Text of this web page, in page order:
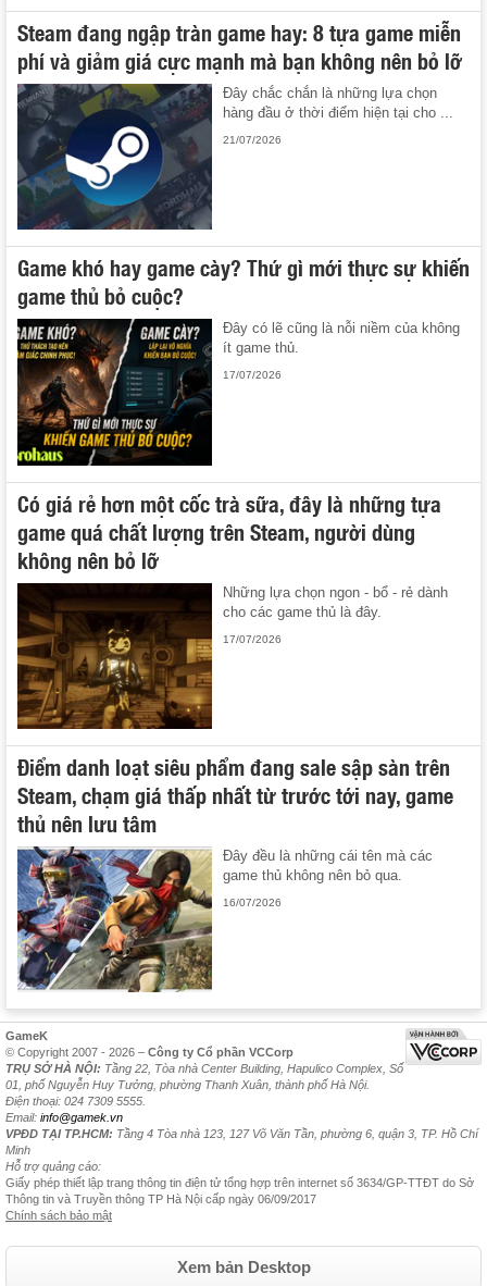
Steam đang ngập tràn game hay: 8 tựa game miễn
phí và giảm giá cực mạnh mà bạn không nên bỏ lỡ
Đây chắc chắn là những lựa chọn
hàng đầu ở thời điểm hiện tại cho ...
21/07/2026
Game khó hay game cày? Thứ gì mới thực sự khiến
game thủ bỏ cuộc?
Đây có lẽ cũng là nỗi niềm của không
ít game thủ.
17/07/2026
Có giá rẻ hơn một cốc trà sữa, đây là những tựa
game quá chất lượng trên Steam, người dùng
không nên bỏ lỡ
Những lựa chọn ngon - bổ - rẻ dành
cho các game thủ là đây.
17/07/2026
Điểm danh loạt siêu phẩm đang sale sập sàn trên
Steam, chạm giá thấp nhất từ trước tới nay, game
thủ nên lưu tâm
Đây đều là những cái tên mà các
game thủ không nên bỏ qua.
16/07/2026
GameK
© Copyright 2007 - 2026 – Công ty Cổ phần VCCorp
TRỤ SỞ HÀ NỘI: Tầng 22, Tòa nhà Center Building, Hapulico Complex, Số
01, phố Nguyễn Huy Tưởng, phường Thanh Xuân, thành phố Hà Nội.
Điện thoại: 024 7309 5555.
Email: info@gamek.vn
VPĐD TẠI TP.HCM: Tầng 4 Tòa nhà 123, 127 Võ Văn Tần, phường 6, quận 3, TP. Hồ Chí
Minh
Hỗ trợ quảng cáo:
Giấy phép thiết lập trang thông tin điện tử tổng hợp trên internet số 3634/GP-TTĐT do Sở
Thông tin và Truyền thông TP Hà Nội cấp ngày 06/09/2017
Chính sách bảo mật
Xem bản Desktop